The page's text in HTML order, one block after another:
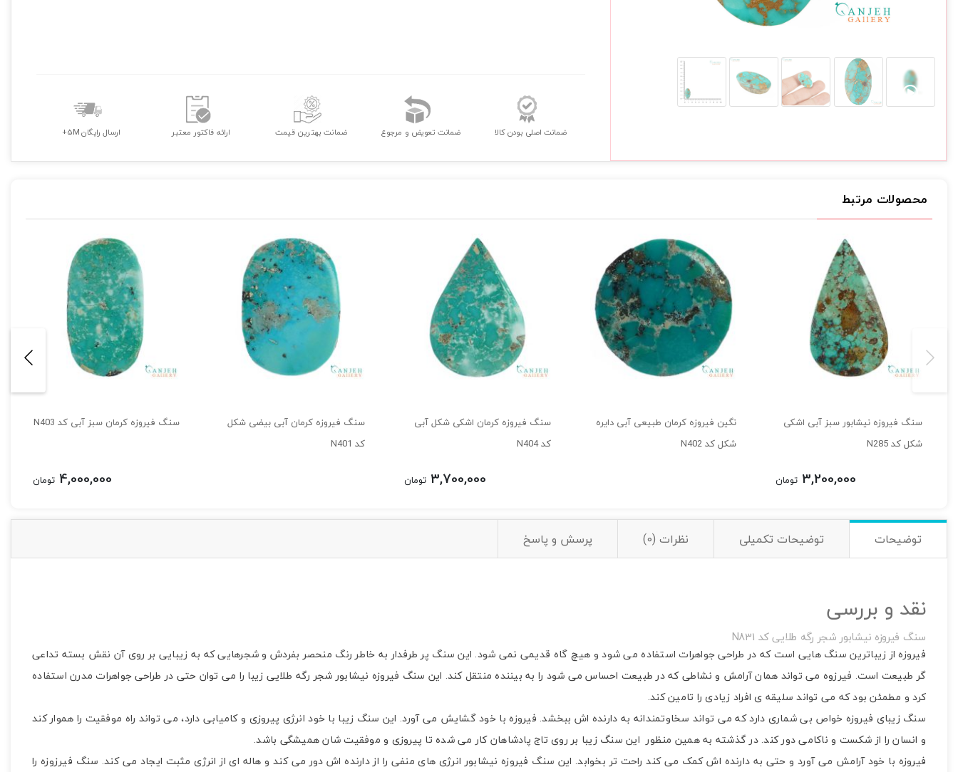
ضمانت اصلی بودن کالا ضمانت تعویض و مرجوع ضمانت بهترین قیمت ارائه فاکتور معتبر ارسال رایگان 5M+
محصولات مرتبط
سنگ فیروزه نیشابور سبز آبی اشکی
شکل کد N285
3,200,000 تومان
نگین فیروزه کرمان طبیعی آبی دایره
شکل کد N402
سنگ فیروزه کرمان اشکی شکل آبی
کد N404
3,700,000 تومان
سنگ فیروزه کرمان آبی بیضی شکل
کد N401
سنگ فیروزه کرمان سبز آبی کد N403
4,000,000 تومان
توضیحات توضیحات تکمیلی نظرات (0) پرسش و پاسخ
نقد و بررسی
سنگ فیروزه نیشابور شجر رگه طلایی کد N831
فیروزه از زیباترین سنگ هایی است که در طراحی جواهرات استفاده می شود و هیچ گاه قدیمی نمی شود. این سنگ پر طرفدار به خاطر رنگ منحصر بفردش و شجرهایی که به زیبایی بر روی آن نقش بسته تداعی
گر طبیعت است. فیرزوه می تواند همان آرامش و نشاطی که در طبیعت احساس می شود را به بیننده منتقل کند. این سنگ فیروزه نیشابور شجر رگه طلایی زیبا را می توان حتی در طراحی جواهرات مدرن استفاده
کرد و مطمئن بود که می تواند سلیقه ی افراد زیادی را تامین کند.
سنگ زیبای فیروزه خواص بی شماری دارد که می تواند سخاوتمندانه به دارنده اش ببخشد. فیروزه با خود گشایش می آورد. این سنگ زیبا با خود انرژی پیروزی و کامیابی دارد، می تواند راه موفقیت را هموار کند
و انسان را از شکست و ناکامی دور کند. در گذشته به همین منظور این سنگ زیبا بر روی تاج پادشاهان کار می شده تا پیروزی و موفقیت شان همیشگی باشد.
فیروزه با خود آرامش می آورد و حتی به دارنده اش کمک می کند راحت تر بخوابد. این سنگ فیروزه نیشابور انرژی های منفی را از دارنده اش دور می کند و هاله ای از انرژی مثبت ایجاد می کند. سنگ فیرزوزه را